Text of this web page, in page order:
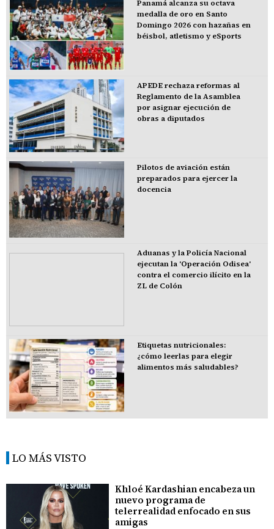
Panamá alcanza su octava
medalla de oro en Santo
Domingo 2026 con hazañas en
béisbol, atletismo y eSports
APEDE rechaza reformas al
Reglamento de la Asamblea
por asignar ejecución de
obras a diputados
Pilotos de aviación están
preparados para ejercer la
docencia
Aduanas y la Policía Nacional
ejecutan la 'Operación Odisea'
contra el comercio ilícito en la
ZL de Colón
Etiquetas nutricionales:
¿cómo leerlas para elegir
alimentos más saludables?
LO MÁS VISTO
Khloé Kardashian encabeza un
nuevo programa de
telerrealidad enfocado en sus
amigas